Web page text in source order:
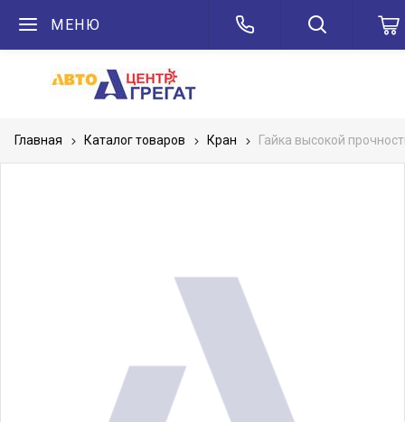
МЕНЮ
Главная Каталог товаров Кран Гайка высокой